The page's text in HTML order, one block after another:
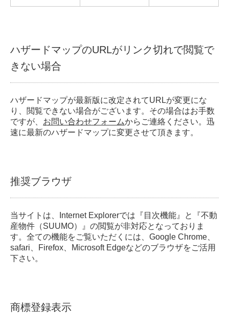
ハザードマップのURLがリンク切れで閲覧で
きない場合
ハザードマップが最新版に改定されてURLが変更にな
り、閲覧できない場合がございます。その場合はお手数
ですが、 お問い合わせフォームからご連絡ください。迅
速に最新のハザードマップに変更させて頂きます。
推奨ブラウザ
当サイトは、Internet Explorerでは『目次機能』と『不動
産物件（SUUMO）』の閲覧が非対応となっておりま
す。全ての機能をご覧いただくには、Google Chrome、
safari、Firefox、Microsoft Edgeなどのブラウザをご活用
下さい。
商標登録表示